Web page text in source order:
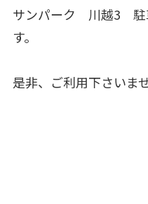
サンパーク 川越3 駐
す。
是非、ご利用下さいませ